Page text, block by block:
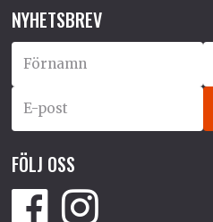
NYHETSBREV
FÖLJ OSS